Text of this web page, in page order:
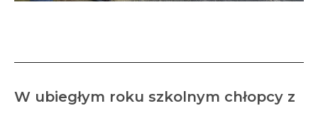
W ubiegłym roku szkolnym chłopcy z